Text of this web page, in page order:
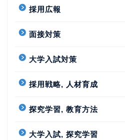
採用広報
面接対策
大学入試対策
採用戦略, 人材育成
探究学習, 教育方法
大学入試, 探究学習